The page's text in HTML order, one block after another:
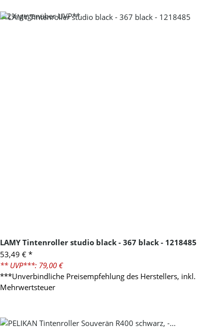
-32%gegenüber UVP**
LAMY Tintenroller studio black - 367 black - 1218485
53,49 € *
** UVP***: 79,00 €
***Unverbindliche Preisempfehlung des Herstellers, inkl.
Mehrwertsteuer